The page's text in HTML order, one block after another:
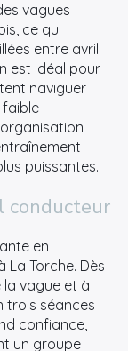
vagues
ce qui
entre avril
est idéal pour
naviguer
faible
puissantes.
conducteur
en
Torche. Dès
la vague et à
trois séances
confiance,
un groupe